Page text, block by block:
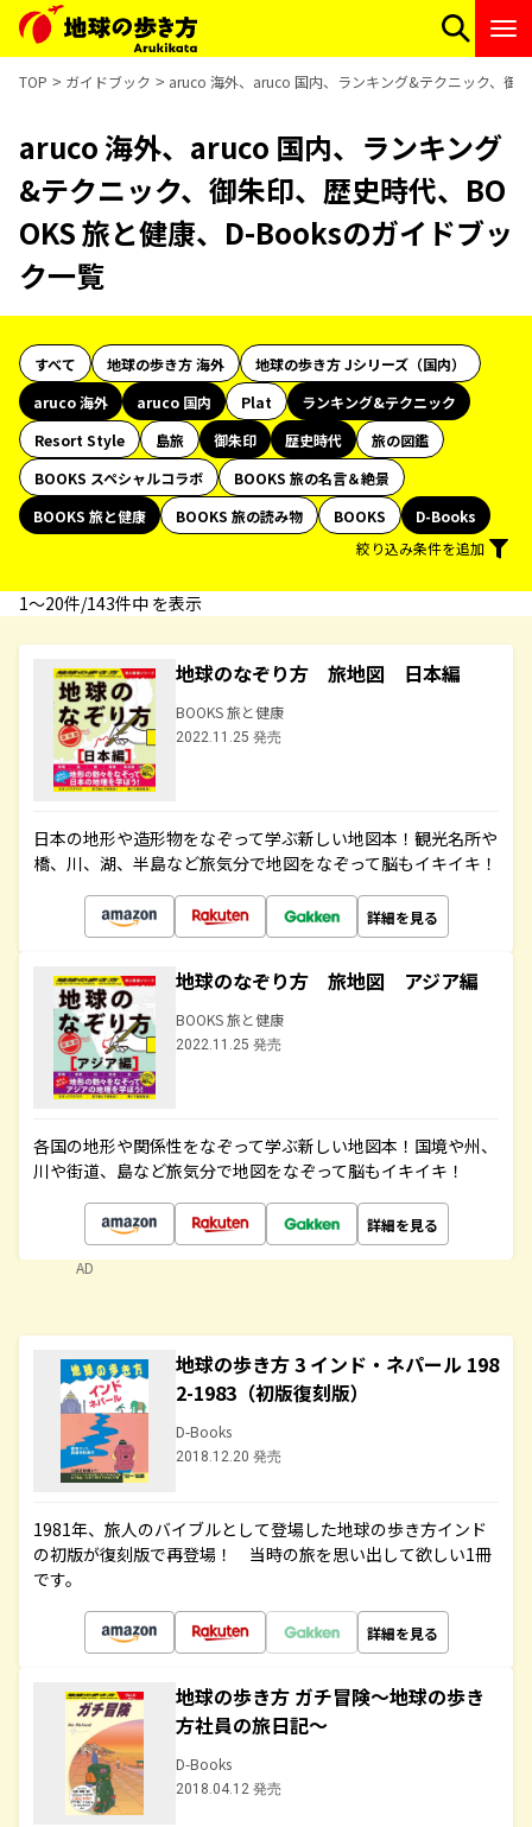
TOP ガイドブック aruco 海外、aruco 国内、ランキング&テクニック、御
aruco 海外、aruco 国内、ランキング
&テクニック、御朱印、歴史時代、BO
OKS 旅と健康、D-Booksのガイドブッ
ク一覧
すべて 地球の歩き方 海外
地球の歩き方 Jシリーズ（国内）
aruco 海外
aruco 国内 Plat
ランキング&テクニック
Resort Style
島旅 御朱印 歴史時代
旅の図鑑
BOOKS スペシャルコラボ
BOOKS 旅の名言＆絶景
BOOKS 旅と健康
BOOKS 旅の読み物 BOOKS
D-Books
絞り込み条件を追加
1〜20件/143件中 を表示
地球のなぞり方 旅地図 日本編
BOOKS 旅と健康
2022.11.25 発売
日本の地形や造形物をなぞって学ぶ新しい地図本！観光名所や
橋、川、湖、半島など旅気分で地図をなぞって脳もイキイキ！
詳細を見る
地球のなぞり方 旅地図 アジア編
BOOKS 旅と健康
2022.11.25 発売
各国の地形や関係性をなぞって学ぶ新しい地図本！国境や州、
川や街道、島など旅気分で地図をなぞって脳もイキイキ！
詳細を見る
AD
地球の歩き方 3 インド・ネパール 198
2-1983（初版復刻版）
D-Books
2018.12.20 発売
1981年、旅人のバイブルとして登場した地球の歩き方インド
の初版が復刻版で再登場！ 当時の旅を思い出して欲しい1冊
です。
詳細を見る
地球の歩き方 ガチ冒険～地球の歩き
方社員の旅日記～
D-Books
2018.04.12 発売